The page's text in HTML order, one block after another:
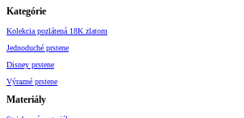
Kategórie
Kolekcia pozlátená 18K zlatom
Jednoduché prstene
Disney prstene
Výrazné prstene
Materiály